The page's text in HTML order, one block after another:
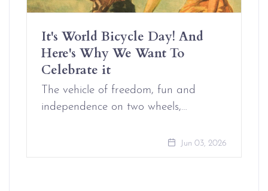
It's World Bicycle Day! And
Here's Why We Want To
Celebrate it
The vehicle of freedom, fun and
independence on two wheels,…
Jun 03, 2026